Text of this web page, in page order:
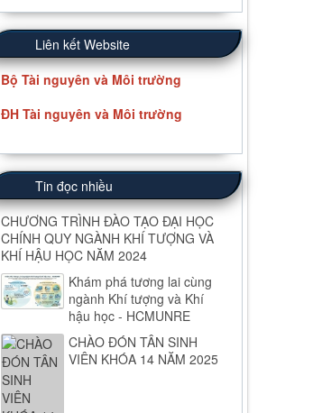
Liên kết Website
Bộ Tài nguyên và Môi trường
ĐH Tài nguyên và Môi trường
Tin đọc nhiều
CHƯƠNG TRÌNH ĐÀO TẠO ĐẠI HỌC
CHÍNH QUY NGÀNH KHÍ TƯỢNG VÀ
KHÍ HẬU HỌC NĂM 2024
Khám phá tương lai cùng
ngành Khí tượng và Khí
hậu học - HCMUNRE
CHÀO ĐÓN TÂN SINH
VIÊN KHÓA 14 NĂM 2025